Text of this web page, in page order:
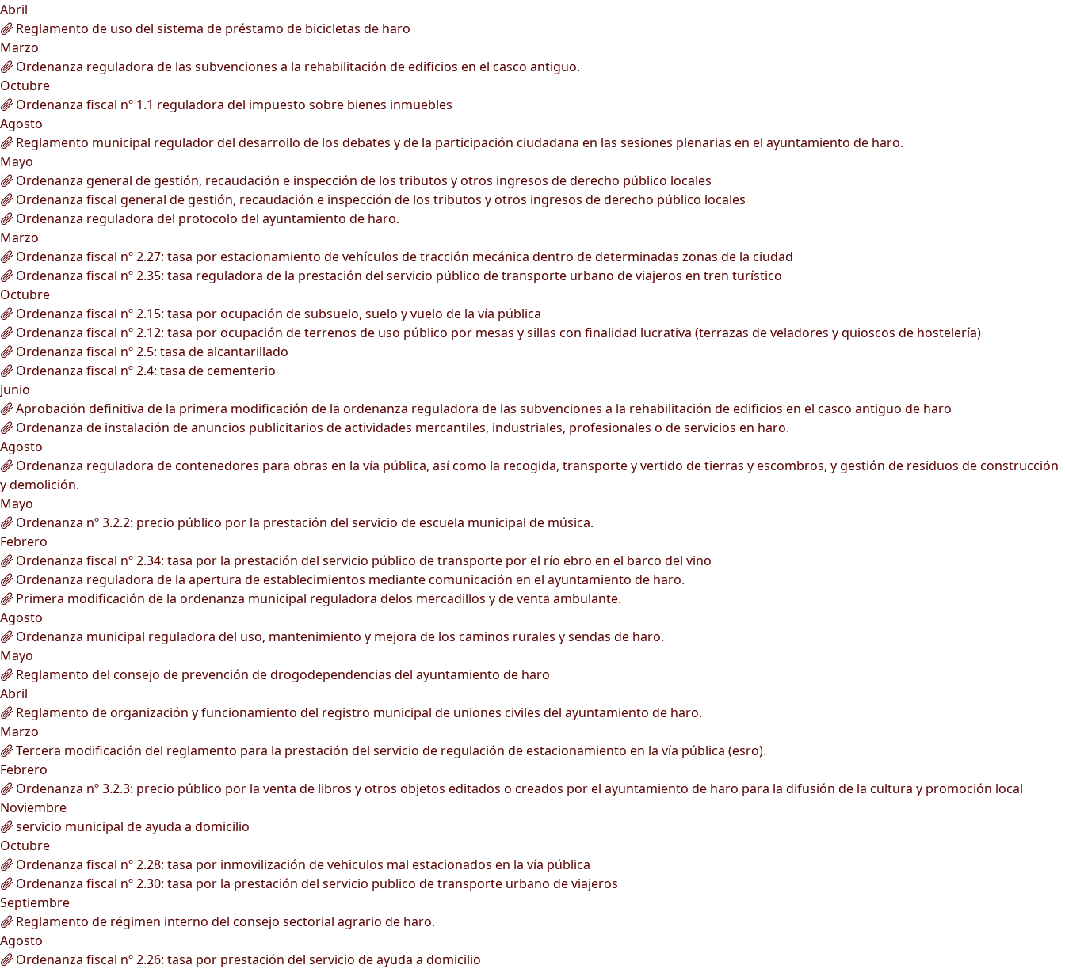
Abril
Reglamento de uso del sistema de préstamo de bicicletas de haro
Marzo
Ordenanza reguladora de las subvenciones a la rehabilitación de edificios en el casco antiguo.
Octubre
Ordenanza fiscal nº 1.1 reguladora del impuesto sobre bienes inmuebles
Agosto
Reglamento municipal regulador del desarrollo de los debates y de la participación ciudadana en las sesiones plenarias en el ayuntamiento de haro.
Mayo
Ordenanza general de gestión, recaudación e inspección de los tributos y otros ingresos de derecho público locales
Ordenanza fiscal general de gestión, recaudación e inspección de los tributos y otros ingresos de derecho público locales
Ordenanza reguladora del protocolo del ayuntamiento de haro.
Marzo
Ordenanza fiscal nº 2.27: tasa por estacionamiento de vehículos de tracción mecánica dentro de determinadas zonas de la ciudad
Ordenanza fiscal nº 2.35: tasa reguladora de la prestación del servicio público de transporte urbano de viajeros en tren turístico
Octubre
Ordenanza fiscal nº 2.15: tasa por ocupación de subsuelo, suelo y vuelo de la vía pública
Ordenanza fiscal nº 2.12: tasa por ocupación de terrenos de uso público por mesas y sillas con finalidad lucrativa (terrazas de veladores y quioscos de hostelería)
Ordenanza fiscal nº 2.5: tasa de alcantarillado
Ordenanza fiscal nº 2.4: tasa de cementerio
Junio
Aprobación definitiva de la primera modificación de la ordenanza reguladora de las subvenciones a la rehabilitación de edificios en el casco antiguo de haro
Ordenanza de instalación de anuncios publicitarios de actividades mercantiles, industriales, profesionales o de servicios en haro.
Agosto
Ordenanza reguladora de contenedores para obras en la vía pública, así como la recogida, transporte y vertido de tierras y escombros, y gestión de residuos de construcción
y demolición.
Mayo
Ordenanza nº 3.2.2: precio público por la prestación del servicio de escuela municipal de música.
Febrero
Ordenanza fiscal nº 2.34: tasa por la prestación del servicio público de transporte por el río ebro en el barco del vino
Ordenanza reguladora de la apertura de establecimientos mediante comunicación en el ayuntamiento de haro.
Primera modificación de la ordenanza municipal reguladora delos mercadillos y de venta ambulante.
Agosto
Ordenanza municipal reguladora del uso, mantenimiento y mejora de los caminos rurales y sendas de haro.
Mayo
Reglamento del consejo de prevención de drogodependencias del ayuntamiento de haro
Abril
Reglamento de organización y funcionamiento del registro municipal de uniones civiles del ayuntamiento de haro.
Marzo
Tercera modificación del reglamento para la prestación del servicio de regulación de estacionamiento en la vía pública (esro).
Febrero
Ordenanza nº 3.2.3: precio público por la venta de libros y otros objetos editados o creados por el ayuntamiento de haro para la difusión de la cultura y promoción local
Noviembre
servicio municipal de ayuda a domicilio
Octubre
Ordenanza fiscal nº 2.28: tasa por inmovilización de vehiculos mal estacionados en la vía pública
Ordenanza fiscal nº 2.30: tasa por la prestación del servicio publico de transporte urbano de viajeros
Septiembre
Reglamento de régimen interno del consejo sectorial agrario de haro.
Agosto
Ordenanza fiscal nº 2.26: tasa por prestación del servicio de ayuda a domicilio